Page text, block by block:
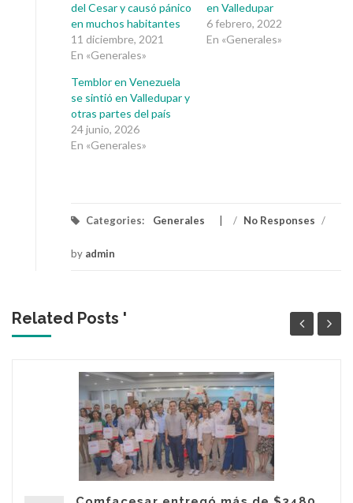
del Cesar y causó pánico
en muchos habitantes
11 diciembre, 2021
En «Generales»
en Valledupar
6 febrero, 2022
En «Generales»
Temblor en Venezuela
se sintió en Valledupar y
otras partes del país
24 junio, 2026
En «Generales»
Categories: Generales / No Responses /
by admin
Related Posts '